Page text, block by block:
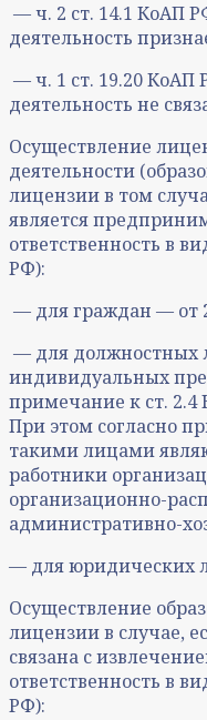
— ч. 2 ст. 14.1 КоАП
деятельность
— ч. 1 ст. 19.20 КоАП
деятельность не
Осуществление
деятельности
лицензии в том
является
ответственность в
РФ):
— для граждан — от
— для должностных
индивидуальных
примечание к ст. 2.4
При этом согласно
такими лицами
работники
организационно-
административно-
— для юридических
Осуществление
лицензии в случае,
связана с
ответственность в
РФ):